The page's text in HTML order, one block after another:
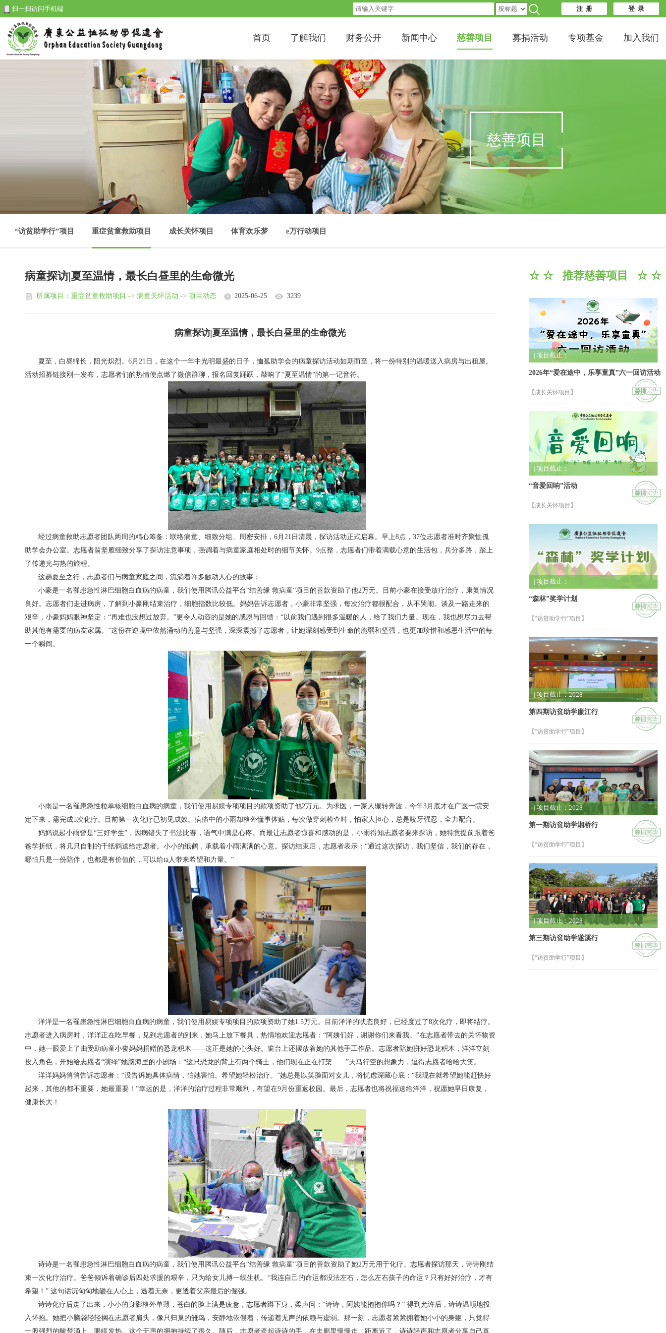
扫一扫访问手机端 注 册 登 录
首页 了解我们 财务公开 新闻中心 慈善项目 募捐活动 专项基金 加入我们
慈善项目
“访贫助学行”项目 重症贫童救助项目 成长关怀项目 体育欢乐梦 e万行动项目
病童探访|夏至温情，最长白昼里的生命微光
所属项目：重症贫童救助项目 -> 病童关怀活动 -> 项目动态 2025-06-25 3239
病童探访|夏至温情，最长白昼里的生命微光
夏至，白昼绵长，阳光炽烈。6月21日，在这个一年中光明最盛的日子，恤孤助学会的病童探访活动如期而至，将一份特别的温暖送入病房与出租屋。
活动招募链接刚一发布，志愿者们的热情便点燃了微信群聊，报名回复踊跃，敲响了“夏至温情”的第一记音符。
经过病童救助志愿者团队两周的精心筹备：联络病童、细致分组、周密安排，6月21日清晨，探访活动正式启幕。早上8点，37位志愿者准时齐聚恤孤
助学会办公室。志愿者翁坚雁细致分享了探访注意事项，强调着与病童家庭相处时的细节关怀。9点整，志愿者们带着满载心意的生活包，兵分多路，踏上
了传递光与热的旅程。
这趟夏至之行，志愿者们与病童家庭之间，流淌着许多触动人心的故事：
小豪是一名罹患急性淋巴细胞白血病的病童，我们使用腾讯公益平台“结善缘 救病童”项目的善款资助了他2万元。目前小豪在接受放疗治疗，康复情况
良好。志愿者们走进病房，了解到小豪刚结束治疗，细胞指数比较低。妈妈告诉志愿者，小豪非常坚强，每次治疗都很配合，从不哭闹。谈及一路走来的
艰辛，小豪妈妈眼神坚定：“再难也没想过放弃。”更令人动容的是她的感恩与回馈：“以前我们遇到很多温暖的人，给了我们力量。现在，我也想尽力去帮
助其他有需要的病友家属。”这份在逆境中依然涌动的善意与坚强，深深震撼了志愿者，让她深刻感受到生命的脆弱和坚强，也更加珍惜和感恩生活中的每
一个瞬间。
小雨是一名罹患急性粒单核细胞白血病的病童，我们使用易娱专项项目的款项资助了他2万元。为求医，一家人辗转奔波，今年3月底才在广医一院安
定下来，需完成5次化疗。目前第一次化疗已初见成效。病痛中的小雨却格外懂事体贴，每次做穿刺检查时，怕家人担心，总是咬牙强忍，全力配合。
妈妈说起小雨曾是“三好学生”，因病错失了书法比赛，语气中满是心疼。而最让志愿者惊喜和感动的是，小雨得知志愿者要来探访，她特意提前跟着爸
爸学折纸，将几只自制的千纸鹤送给志愿者。小小的纸鹤，承载着小雨满满的心意。探访结束后，志愿者表示：“通过这次探访，我们坚信，我们的存在，
哪怕只是一份陪伴，也都是有价值的，可以给ta人带来希望和力量。”
洋洋是一名罹患急性淋巴细胞白血病的病童，我们使用易娱专项项目的款项资助了她1.5万元。目前洋洋的状态良好，已经度过了8次化疗，即将结疗。
志愿者进入病房时，洋洋正在吃早餐，见到志愿者的到来，她马上放下餐具，热情地欢迎志愿者：“阿姨们好，谢谢你们来看我。”在志愿者带去的关怀物资
中，她一眼爱上了由受助病童小俊妈妈捐赠的恐龙积木——这正是她的心头好。窗台上还摆放着她的其他手工作品。志愿者陪她拼好恐龙积木，洋洋立刻
投入角色，开始给志愿者“演绎”她脑海里的小剧场：“这只恐龙的背上有两个骑士，他们现在正在打架……”天马行空的想象力，逗得志愿者哈哈大笑。
洋洋妈妈悄悄告诉志愿者：“没告诉她具体病情，怕她害怕。希望她轻松治疗。”她总是以笑脸面对女儿，将忧虑深藏心底：“我现在就希望她能赶快好
起来，其他的都不重要，她最重要！”幸运的是，洋洋的治疗过程非常顺利，有望在9月份重返校园。最后，志愿者也将祝福送给洋洋，祝愿她早日康复，
健康长大！
诗诗是一名罹患急性淋巴细胞白血病的病童，我们使用腾讯公益平台“结善缘 救病童”项目的善款资助了她2万元用于化疗。志愿者探访那天，诗诗刚结
束一次化疗治疗。爸爸倾诉着确诊后四处求援的艰辛，只为给女儿搏一线生机。“我连自己的命运都没法左右，怎么左右孩子的命运？只有好好治疗，才有
希望！” 这句话沉甸甸地砸在人心上，透着无奈，更透着父亲最后的倔强。
诗诗化疗后走了出来，小小的身影格外单薄，苍白的脸上满是疲惫，志愿者蹲下身，柔声问：“诗诗，阿姨能抱抱你吗？” 得到允许后，诗诗温顺地投
入怀抱。她把小脑袋轻轻搁在志愿者肩头，像只归巢的雏鸟，安静地依偎着，传递着无声的依赖与虚弱。那一刻，志愿者紧紧拥着她小小的身躯，只觉得
一股强烈的酸楚涌上，眼眶发热。这个无声的拥抱持续了很久。随后，志愿者牵起诗诗的手，在走廊里慢慢走。距离近了，诗诗轻声和志愿者分享自己喜
☆ ☆ 推荐慈善项目 ☆ ☆
| 项目截止：
2026年“爱在途中，乐享童真”六一回访活动
【成长关怀项目】
| 项目截止：
“音爱回响”活动
【成长关怀项目】
| 项目截止：
“森林”奖学计划
【“访贫助学行”项目】
| 项目截止：2028
第四期访贫助学廉江行
【“访贫助学行”项目】
| 项目截止：2028
第一期访贫助学湘桥行
【“访贫助学行”项目】
| 项目截止：2028
第三期访贫助学遂溪行
【“访贫助学行”项目】